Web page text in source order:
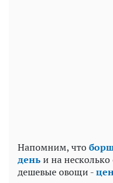
Напомним, что
деньи на
дешевые овощи -